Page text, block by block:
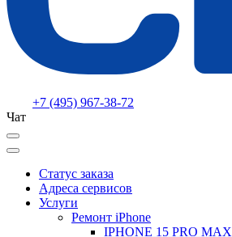
+7 (495) 967-38-72
Чат
Статус заказа
Адреса сервисов
Услуги
Ремонт iPhone
IPHONE 15 PRO MAX